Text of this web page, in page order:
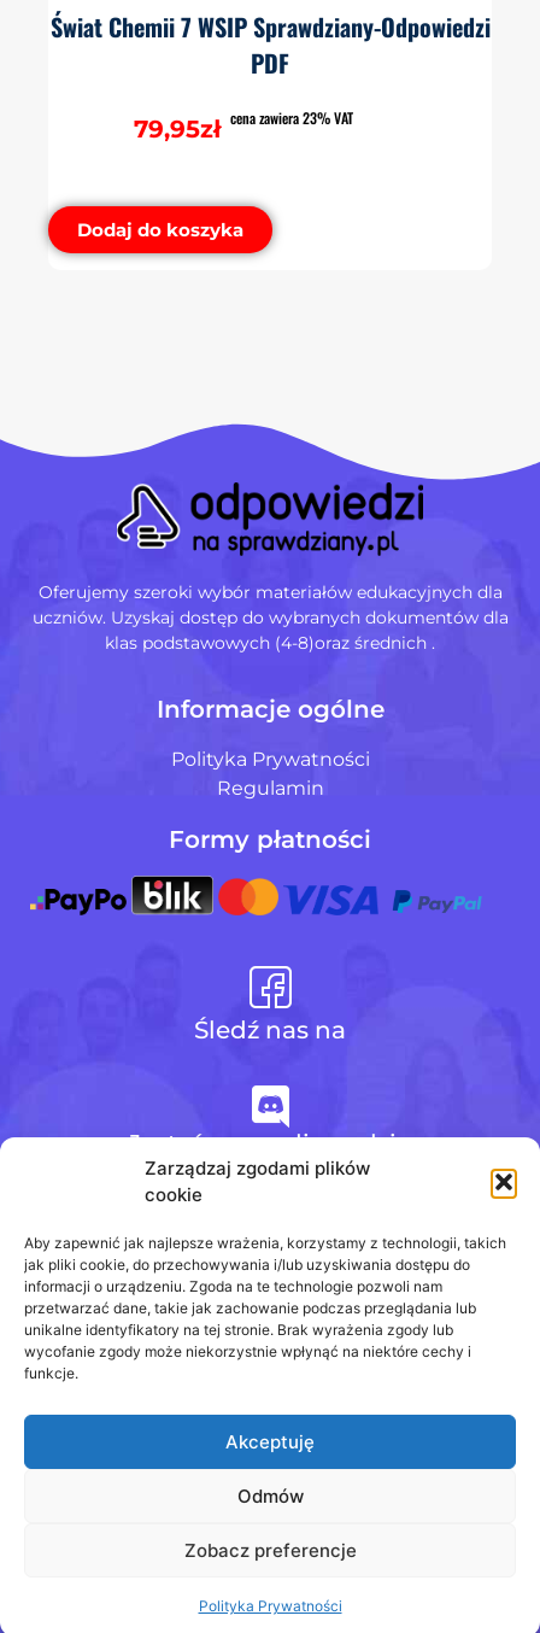
Zarządzaj zgodami plików
cookie
Aby zapewnić jak najlepsze wrażenia, korzystamy z technologii, takich
jak pliki cookie, do przechowywania i/lub uzyskiwania dostępu do
informacji o urządzeniu. Zgoda na te technologie pozwoli nam
przetwarzać dane, takie jak zachowanie podczas przeglądania lub
unikalne identyfikatory na tej stronie. Brak wyrażenia zgody lub
wycofanie zgody może niekorzystnie wpłynąć na niektóre cechy i
funkcje.
Akceptuję
Odmów
Zobacz preferencje
Polityka Prywatności
Świat Chemii 7 WSIP Sprawdziany-Odpowiedzi
PDF
79,95zł cena zawiera 23% VAT
Dodaj do koszyka
Oferujemy szeroki wybór materiałów edukacyjnych dla
uczniów. Uzyskaj dostęp do wybranych dokumentów dla
klas podstawowych (4-8)oraz średnich .
Informacje ogólne
Polityka Prywatności
Regulamin
Formy płatności
Śledź nas na
Jesteśmy na discordzie
+48 728 484 484
biuro@odpowiedzinasprawdziany.pl
Prawa Autorskie © 2020 - 2026
odpowiedzinasprawdziany.pl wszelkie prawa